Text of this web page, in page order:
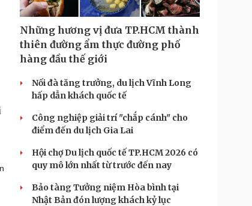
Những hương vị đưa TP.HCM thành
thiên đường ẩm thực đường phố
hàng đầu thế giới
Nối đà tăng trưởng, du lịch Vĩnh Long
hấp dẫn khách quốc tế
Công nghiệp giải trí "chắp cánh" cho
điểm đến du lịch Gia Lai
Hội chợ Du lịch quốc tế TP.HCM 2026 có
quy mô lớn nhất từ trước đến nay
Bảo tàng Tưởng niệm Hòa bình tại
Nhật Bản đón lượng khách kỷ lục